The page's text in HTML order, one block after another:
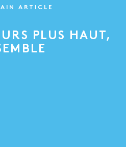
ARTICLE
PLUS HAUT,